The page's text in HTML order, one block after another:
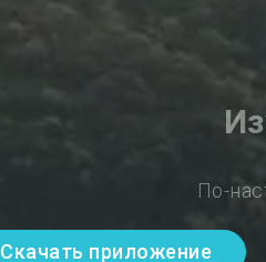
По-
Скачать приложение